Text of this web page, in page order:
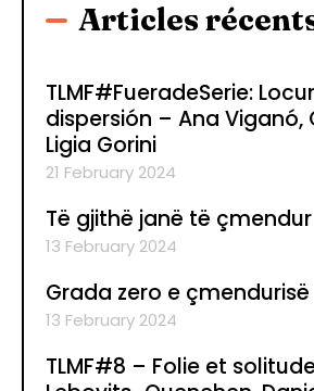
Articles
TLMF#FueradeSerie:
dispersión – Ana Viganó,
Ligia Gorini
21 February 2024
Të gjithë janë të çmendur
13 February 2024
Grada zero e çmendurisë
13 February 2024
TLMF#8 – Folie et